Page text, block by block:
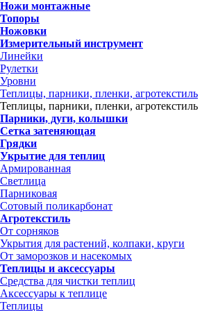
Ножи монтажные
Топоры
Ножовки
Измерительный инструмент
Линейки
Рулетки
Уровни
Теплицы, парники, пленки, агротекстиль
Теплицы, парники, пленки, агротекстиль
Парники, дуги, колышки
Сетка затеняющая
Грядки
Укрытие для теплиц
Армированная
Светлица
Парниковая
Сотовый поликарбонат
Агротекстиль
От сорняков
Укрытия для растений, колпаки, круги
От заморозков и насекомых
Теплицы и аксессуары
Средства для чистки теплиц
Аксессуары к теплице
Теплицы